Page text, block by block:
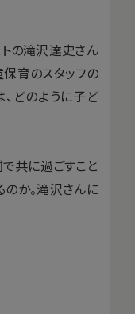
の滝沢達史さん
育のスタッフの
どのように子ど
共に過ごすこと
か。滝沢さんに